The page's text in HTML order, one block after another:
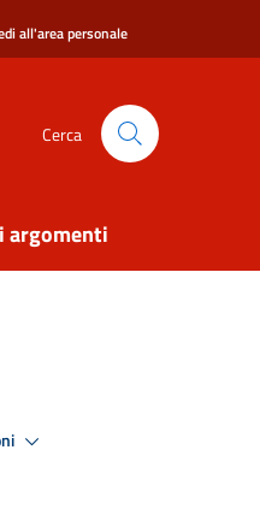
all'area personale
Cerca
argomenti